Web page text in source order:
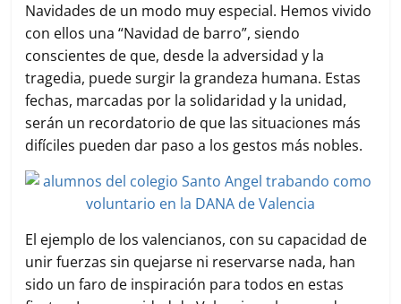
Navidades de un modo muy especial. Hemos vivido
con ellos una “Navidad de barro”, siendo
conscientes de que, desde la adversidad y la
tragedia, puede surgir la grandeza humana. Estas
fechas, marcadas por la solidaridad y la unidad,
serán un recordatorio de que las situaciones más
difíciles pueden dar paso a los gestos más nobles.
El ejemplo de los valencianos, con su capacidad de
unir fuerzas sin quejarse ni reservarse nada, han
sido un faro de inspiración para todos en estas